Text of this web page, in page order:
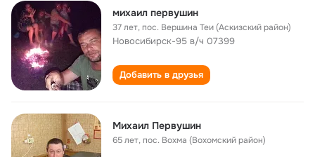
михаил первушин
37 лет,пос. Вершина Теи (Аскизский район)
Новосибирск-95 в/ч 07399
Добавить в друзья
Михаил Первушин
65 лет,пос. Вохма (Вохомский район)